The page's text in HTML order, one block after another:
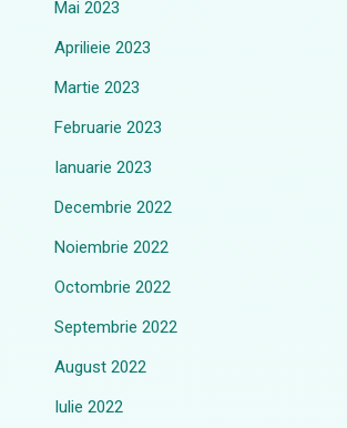
Mai 2023
Aprilieie 2023
Martie 2023
Februarie 2023
Ianuarie 2023
Decembrie 2022
Noiembrie 2022
Octombrie 2022
Septembrie 2022
August 2022
Iulie 2022